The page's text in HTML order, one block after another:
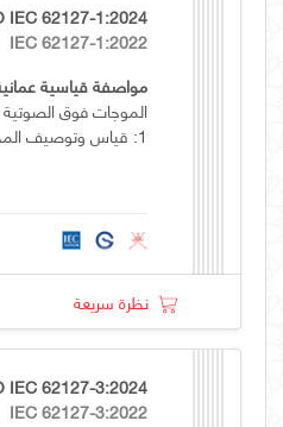
IEC 62127-1:2024
IEC 62127-1:2022
مواصفة قياسية
الموجات فوق الصوتية
1: قياس وتوصيف المجالات فوق الصوتية الطبية
نظرة سريعة
IEC 62127-3:2024
IEC 62127-3:2022